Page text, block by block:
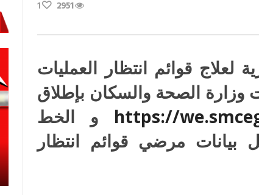
2951
1
لعلاج قوائم انتظار العمليات
وزارة الصحة والسكان بإطلاق
https:// و الخط
١٥٣٠٠ لتسجيل بيانات مرضي قوائم انتظار